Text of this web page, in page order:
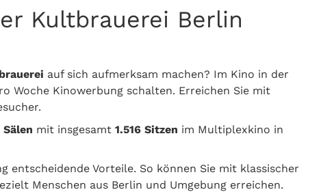
Kultbrauerei Berlin
auf sich aufmerksam machen? Im Kino in der
Woche Kinowerbung schalten. Erreichen Sie mit
mit insgesamt 1.516 Sitzen im Multiplexkino in
Vorteile. So können Sie mit klassischer
Menschen aus Berlin und Umgebung erreichen.